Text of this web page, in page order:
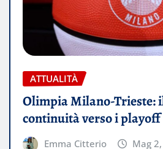
ATTUALITÀ
Olimpia Milano-Trieste:
continuità verso i playoff
Emma Citterio Mag